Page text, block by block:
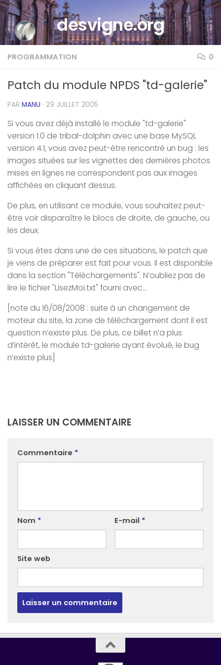
Skip to contentdesvigne.org
PROGRAMMATION 0
Patch du module NPDS "td-galerie"
PAR MANU · 29 JUILLET 2005
Si vous avez déjà installé le module "td-galerie"
version 1.0 de tribal-dolphin avec une base MySQL
version 4.1, vous avez peut-être rencontré un bug : les
images situées sur les vignettes des dernières photos
mises en lignes ne correspondent pas aux images
affichées en cliquant dessus.
De plus, en utilisant ce module, vous souhaitez peut-
être voir disparaître le blocs de droite, de gauche, ou
les deux.
Si vous êtes dans une de ces situations, le patch que
je viens de préparer est fait pour vous. Il est disponible
dans la section "Téléchargements". N’oubliez pas de
lire le fichier "LisezMoi.txt" fourni avec…
[note du 16/08/2008 : suite à un changement de
moteur du site, la zone de téléchargement dont il est
question n’existe plus. De plus, ce billet n’a plus
d’intérêt, le module td-galerie ayant évolué, le bug
n’existe plus]
LAISSER UN COMMENTAIRE
Commentaire *
Nom * E-mail *
Site web